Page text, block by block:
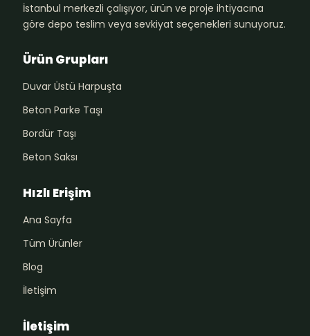
İstanbul merkezli çalışıyor, ürün ve proje ihtiyacına
göre depo teslim veya sevkiyat seçenekleri sunuyoruz.
Ürün Grupları
Duvar Üstü Harpuşta
Beton Parke Taşı
Bordür Taşı
Beton Saksı
Hızlı Erişim
Ana Sayfa
Tüm Ürünler
Blog
İletişim
İletişim